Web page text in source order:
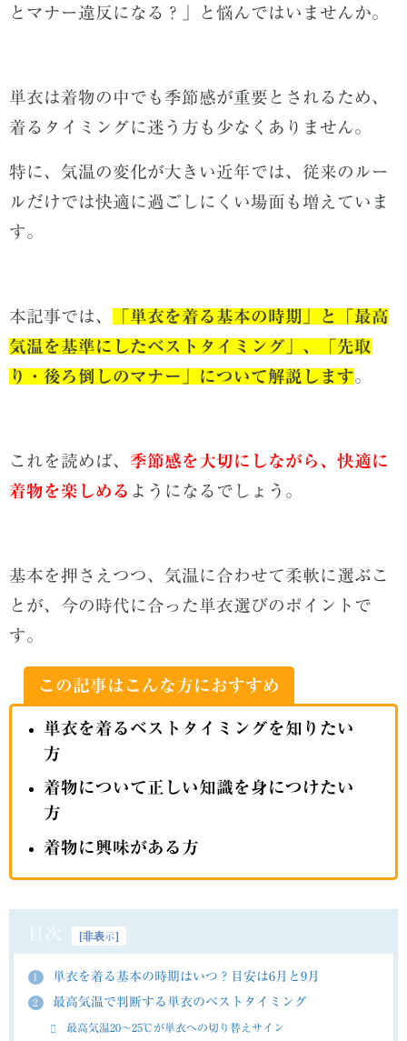
とマナー違反になる？」と悩んではいませんか。
単衣は着物の中でも季節感が重要とされるため、
着るタイミングに迷う方も少なくありません。
特に、気温の変化が大きい近年では、従来のルー
ルだけでは快適に過ごしにくい場面も増えていま
す。
本記事では、
「単衣を着る基本の時期」と「最高
気温を基準にしたベストタイミング」、「先取
り・後ろ倒しのマナー」について解説します。
これを読めば、 季節感を大切にしながら、快適に
着物を楽しめる ようになるでしょう。
基本を押さえつつ、気温に合わせて柔軟に選ぶこ
とが、今の時代に合った単衣選びのポイントで
す。
この記事はこんな方におすすめ
単衣を着るベストタイミングを知りたい
方
着物について正しい知識を身につけたい
方
着物に興味がある方
目次 [非表示]
1 単衣を着る基本の時期はいつ？目安は6月と9月
2 最高気温で判断する単衣のベストタイミング
最高気温20～25℃が単衣への切り替えサイン